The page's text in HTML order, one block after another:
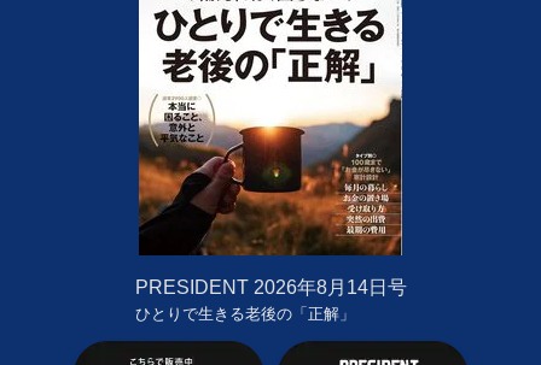
PRESIDENT 2026年8月14日号
ひとりで生きる老後の「正解」